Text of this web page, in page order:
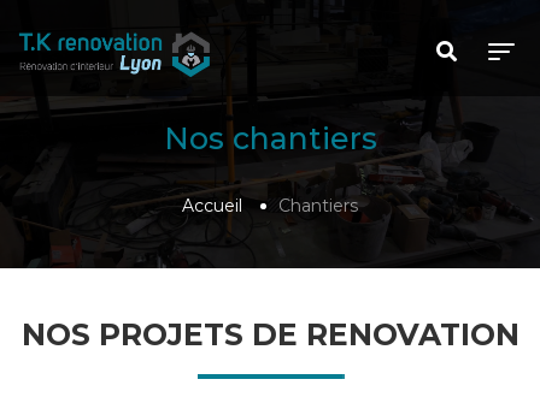
Nos chantiers
Accueil Chantiers
NOS PROJETS DE RENOVATION